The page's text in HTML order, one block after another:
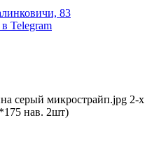
83
Telegram
серый микрострайп.jpg 2-х
нав. 2шт)